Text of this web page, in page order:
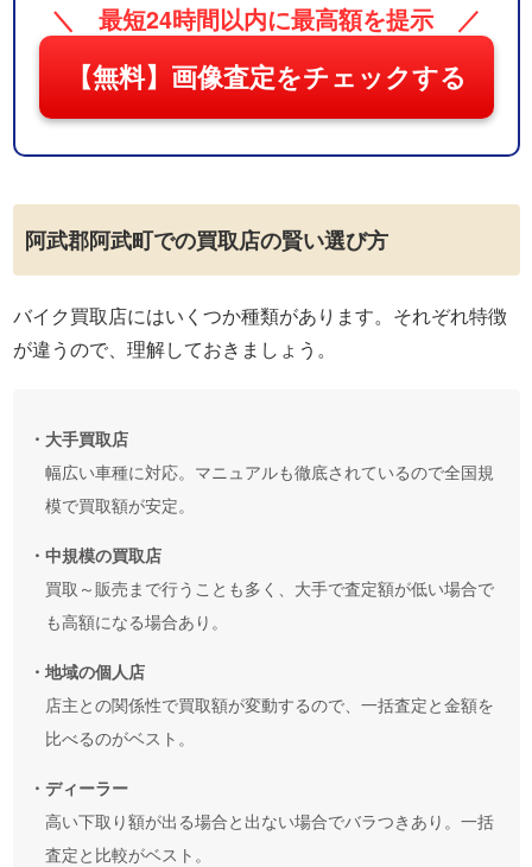
＼ 最短24時間以内に最高額を提示 ／
【無料】画像査定をチェックする
阿武郡阿武町での買取店の賢い選び方
バイク買取店にはいくつか種類があります。それぞれ特徴
が違うので、理解しておきましょう。
・大手買取店
幅広い車種に対応。マニュアルも徹底されているので全国規
模で買取額が安定。
・中規模の買取店
買取～販売まで行うことも多く、大手で査定額が低い場合で
も高額になる場合あり。
・地域の個人店
店主との関係性で買取額が変動するので、一括査定と金額を
比べるのがベスト。
・ディーラー
高い下取り額が出る場合と出ない場合でバラつきあり。一括
査定と比較がベスト。